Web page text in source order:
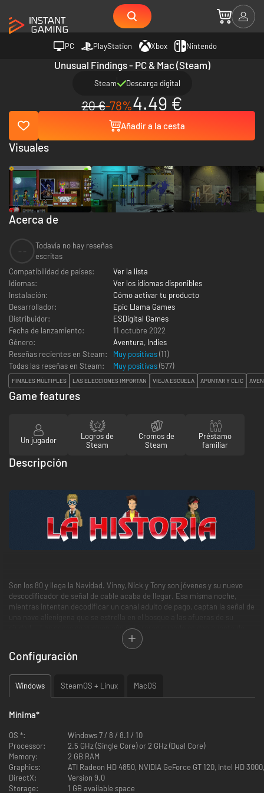
PC PlayStation Xbox Nintendo
Unusual Findings - PC & Mac (Steam)
Steam Descarga digital
20 €-78%4.49 €
Añadir a la cesta
Acerca de
Todavía no hay reseñas
escritas
Compatibilidad de países:
Ver la lista
Idiomas:
Ver los idiomas disponibles
Instalación:
Cómo activar tu producto
Desarrollador:
Epic Llama Games
Distribuidor:
ESDigital Games
Fecha de lanzamiento:
11 octubre 2022
Género:
Aventura, Indies
Reseñas recientes en Steam:
Muy positivas(11)
Todas las reseñas en Steam:
Muy positivas(577)
FINALES MÚLTIPLES LAS ELECCIONES IMPORTAN VIEJA ESCUELA APUNTAR Y CLIC
Visuales
Game features
Un jugador
Logros de
Steam
Cromos de
Steam
Préstamo
familiar
Descripción
Son los 80 y llega la Navidad. Vinny, Nick y Tony son jóvenes y su nuevo
descodificador de señal de cable acaba de llegar. Esa misma noche,
mientras intentan decodificar un canal adulto de pago, captan la señal de
ciudad... Las cosas se vuelven aún más raras cuando se dan cuenta de
que el enorme alienígena está matando a miembros muy concretos de su
Configuración
Windows SteamOS + Linux MacOS
Mínima*
OS *:
Windows 7 / 8 / 8.1 / 10
Processor:
2.5 GHz (Single Core) or 2 GHz (Dual Core)
Memory:
2 GB RAM
Graphics:
ATI Radeon HD 4850, NVIDIA GeForce GT 120, Intel HD
DirectX:
Version 9.0
Storage:
1 GB available space